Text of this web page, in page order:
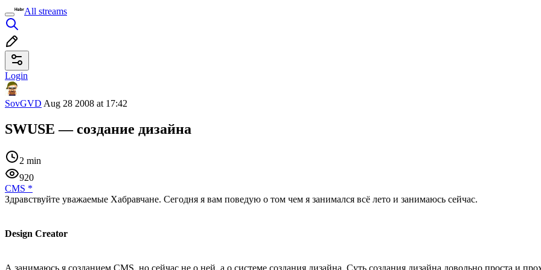
All streams
Login
SovGVD Aug 28 2008 at 17:42
SWUSE — создание дизайна
2 min
920
CMS *
Здравствуйте уважаемые Хабравчане. Сегодня я вам поведую о том чем я занимался всё лето и занимаюсь сейчас.
Design Creator